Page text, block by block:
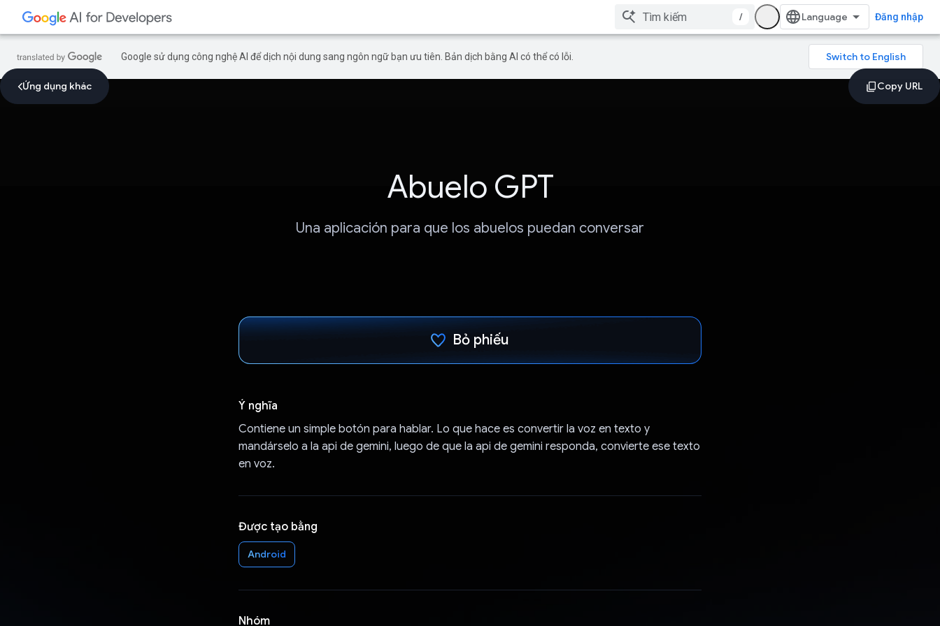
/ Đăng nhập
Google sử dụng công nghệ AI để dịch nội dung sang ngôn ngữ bạn ưu tiên. Bản dịch bằng AI có thể có lỗi.
Ứng dụng khác
Abuelo GPT
Una aplicación para que los abuelos puedan conversar
Bỏ phiếu
Ý nghĩa
Contiene un simple botón para hablar. Lo que hace es convertir la voz en texto y
mandárselo a la api de gemini, luego de que la api de gemini responda, convierte ese texto
en voz.
Được tạo bằng
Android
Nhóm